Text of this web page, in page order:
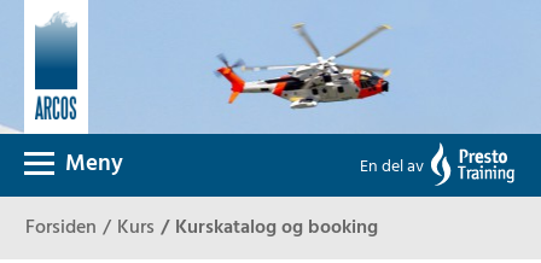
Meny En del av
Forsiden Kurs Kurskatalog og booking